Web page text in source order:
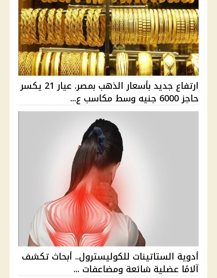
ارتفاع جديد بأسعار الذهب بمصر. عيار 21 يكسر
حاجز 6000 جنيه وسط مكاسب ع...
أدوية الستاتينات للكوليسترول.. أبحاث تكشف
آلامًا عضلية شائعة ومضاعفات ...